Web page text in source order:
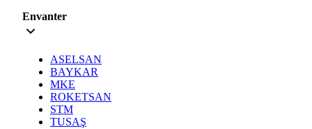
Envanter
ASELSAN
BAYKAR
MKE
ROKETSAN
STM
TUSAŞ